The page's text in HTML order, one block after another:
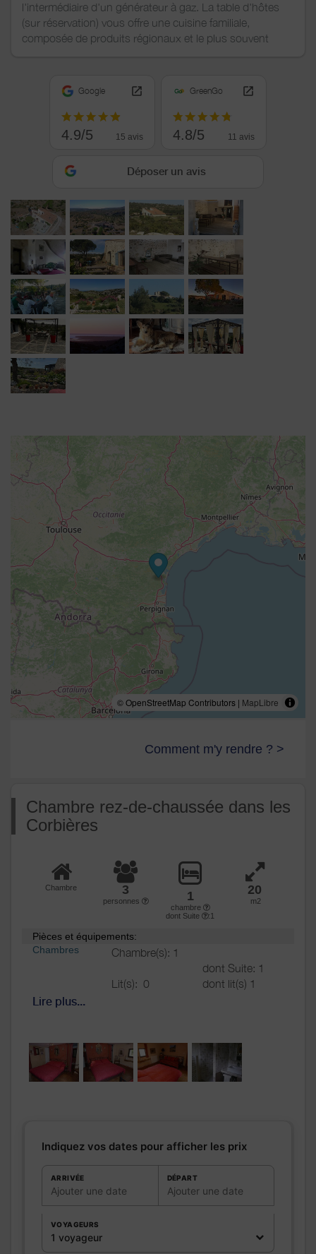
l'intermédiaire d'un générateur à gaz. La table d'hôtes
(sur réservation) vous offre une cuisine familiale,
composée de produits régionaux et le plus souvent
Google
4.9/5 15 avis
GreenGo
4.8/5 11 avis
Déposer un avis
© OpenStreetMap Contributors | MapLibre
Comment m'y rendre ? >
Chambre rez-de-chaussée dans les
Corbières
Chambre 3
personnes 1
chambre
dont Suite
:1
20
m2
Pièces et équipements:
Chambres
Chambre(s): 1
dont Suite: 1
Lit(s): 0
dont lit(s) 1
Salle de
bains /
Salle
d'eau
WC
Autres
Chauffage /
Exterieur
Divers
Lire plus...
Indiquez vos dates pour afficher les prix
ARRIVÉE
Ajouter une date
DÉPART
Ajouter une date
VOYAGEURS
1 voyageur